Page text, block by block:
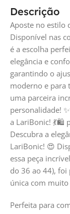
Descrição
Aposte no estilo
Disponível nas
é a escolha
elegância e
garantindo o
moderno e para
uma parceira
personalidade!
a LariBonic! 💃🛍
Descubra a
LariBonic! 😍
essa peça
do 36 ao 44), foi
única com muito
Perfeita para